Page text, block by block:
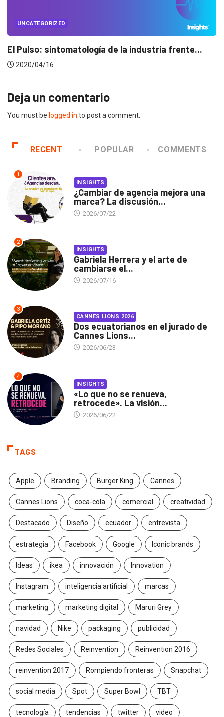
UNCATEGORIZED
Conectados en época de pausa
2020/04/14
Deja un comentario
You must be logged in to post a comment.
RECENT POPULAR COMMENTS
1
INSIGHTS
¿Cambiar de agencia mejora una
marca? La discusión...
2026/07/22
2
INSIGHTS
Gabriela Herrera y el arte de
cambiarse el...
2026/07/16
3
CANNES LIONS 2026
Dos ecuatorianos en el jurado de
Cannes Lions...
2026/06/23
4
INSIGHTS
«Lo que no se renueva,
retrocede». La visión...
2026/06/22
TAGS
Apple Branding Burger King Cannes
Cannes Lions coca-cola comercial creatividad
Destacado Diseño ecuador entrevista
estrategia Facebook Google Iconic brands
Ideas ikea innovación Innovation
Instagram inteligencia artificial marcas
marketing marketing digital Maruri Grey
navidad Nike packaging publicidad
Redes Sociales Reinvention Reinvention 2016
reinvention 2017 Rompiendo fronteras Snapchat
social media Spot Super Bowl TBT
tecnología tendencias twitter video